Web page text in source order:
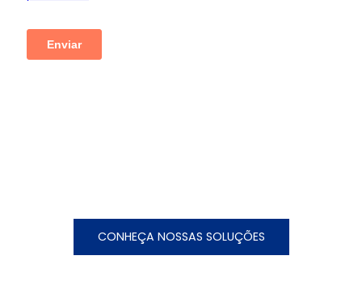
CONHEÇA NOSSAS SOLUÇÕES